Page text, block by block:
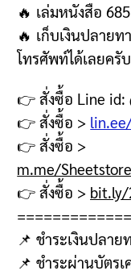
🔥 เล่มหนังสือ
🔥 เก็บเงินปลายท
โทรศัพท์ได้เลยครับ
👉 สั่งซื้อ Line id:
👉 สั่งซื้อ >
👉 สั่งซื้อ >
m.me/
👉 สั่งซื้อ > bit.ly/
📌 ชำระเงินปลาย
📌 ชำระผ่านบัตรเ